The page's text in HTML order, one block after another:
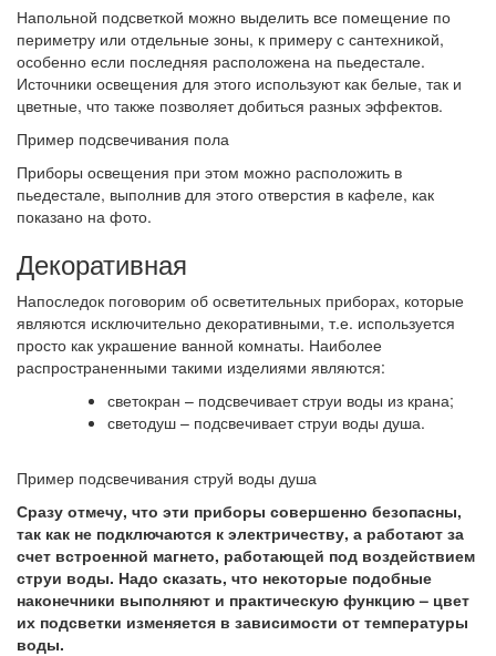
Напольной подсветкой можно выделить все помещение по
периметру или отдельные зоны, к примеру с сантехникой,
особенно если последняя расположена на пьедестале.
Источники освещения для этого используют как белые, так и
цветные, что также позволяет добиться разных эффектов.
Пример подсвечивания пола
Приборы освещения при этом можно расположить в
пьедестале, выполнив для этого отверстия в кафеле, как
показано на фото.
Декоративная
Напоследок поговорим об осветительных приборах, которые
являются исключительно декоративными, т.е. используется
просто как украшение ванной комнаты. Наиболее
распространенными такими изделиями являются:
светокран – подсвечивает струи воды из крана;
светодуш – подсвечивает струи воды душа.
Пример подсвечивания струй воды душа
Сразу отмечу, что эти приборы совершенно безопасны,
так как не подключаются к электричеству, а работают за
счет встроенной магнето, работающей под воздействием
струи воды. Надо сказать, что некоторые подобные
наконечники выполняют и практическую функцию – цвет
их подсветки изменяется в зависимости от температуры
воды.